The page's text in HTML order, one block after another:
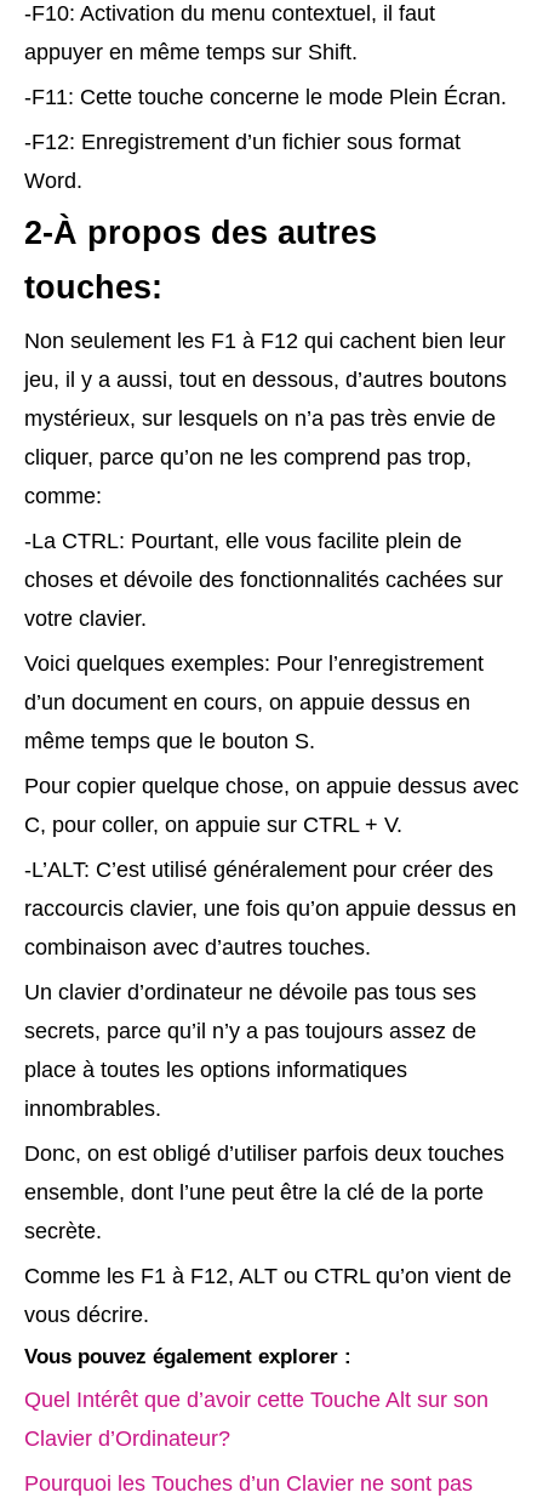
-F10: Activation du menu contextuel, il faut
appuyer en même temps sur Shift.
-F11: Cette touche concerne le mode Plein Écran.
-F12: Enregistrement d’un fichier sous format
Word.
2-À propos des autres
touches:
Non seulement les F1 à F12 qui cachent bien leur
jeu, il y a aussi, tout en dessous, d’autres boutons
mystérieux, sur lesquels on n’a pas très envie de
cliquer, parce qu’on ne les comprend pas trop,
comme:
-La CTRL: Pourtant, elle vous facilite plein de
choses et dévoile des fonctionnalités cachées sur
votre clavier.
Voici quelques exemples: Pour l’enregistrement
d’un document en cours, on appuie dessus en
même temps que le bouton S.
Pour copier quelque chose, on appuie dessus avec
C, pour coller, on appuie sur CTRL + V.
-L’ALT: C’est utilisé généralement pour créer des
raccourcis clavier, une fois qu’on appuie dessus en
combinaison avec d’autres touches.
Un clavier d’ordinateur ne dévoile pas tous ses
secrets, parce qu’il n’y a pas toujours assez de
place à toutes les options informatiques
innombrables.
Donc, on est obligé d’utiliser parfois deux touches
ensemble, dont l’une peut être la clé de la porte
secrète.
Comme les F1 à F12, ALT ou CTRL qu’on vient de
vous décrire.
Vous pouvez également explorer :
Quel Intérêt que d’avoir cette Touche Alt sur son
Clavier d’Ordinateur?
Pourquoi les Touches d’un Clavier ne sont pas